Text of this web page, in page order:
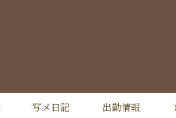
写メ日記 出勤情報